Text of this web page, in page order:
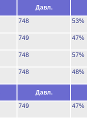
Давл.
748 53%
749 47%
748 57%
748 48%
Давл.
749 47%